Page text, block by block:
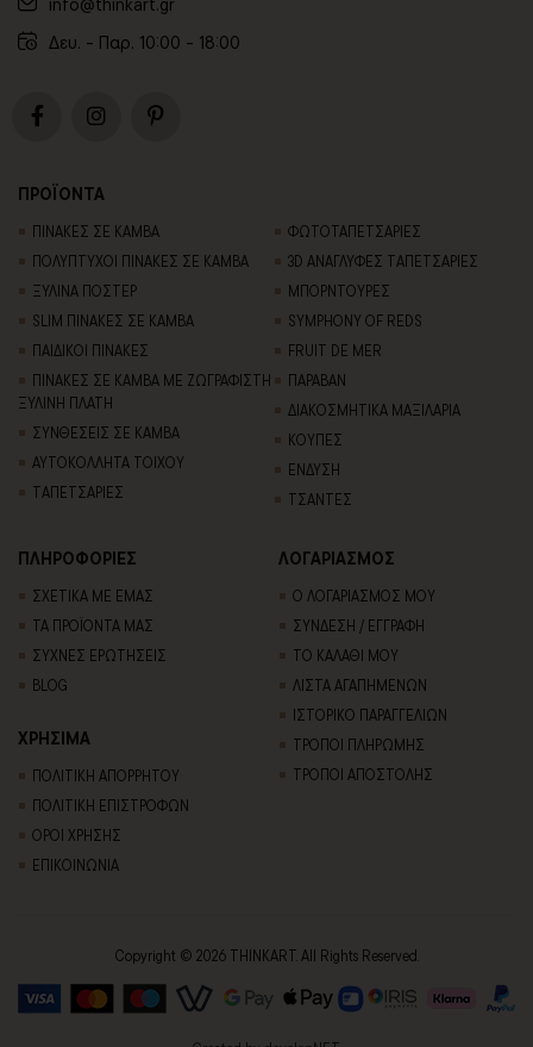
Δευ. - Παρ. 10:00 - 18:00
ΠΡΟΪΟΝΤΑ
ΠΙΝΑΚΕΣ ΣΕ ΚΑΜΒΑ
ΠΟΛΥΠΤΥΧΟΙ ΠΙΝΑΚΕΣ ΣΕ ΚΑΜΒΑ
ΞΥΛΙΝΑ ΠΟΣΤΕΡ
SLIM ΠΙΝΑΚΕΣ ΣΕ ΚΑΜΒΑ
ΠΑΙΔΙΚΟΙ ΠΙΝΑΚΕΣ
ΠΙΝΑΚΕΣ ΣΕ ΚΑΜΒΑ ΜΕ ΖΩΓΡΑΦΙΣΤΗ
ΞΥΛΙΝΗ ΠΛΑΤΗ
ΣΥΝΘΕΣΕΙΣ ΣΕ ΚΑΜΒΑ
ΑΥΤΟΚΟΛΛΗΤΑ ΤΟΙΧΟΥ
TΑΠΕΤΣΑΡΙΕΣ
ΦΩΤΟΤΑΠΕΤΣΑΡΙΕΣ
3D AΝΑΓΛΥΦΕΣ TΑΠΕΤΣΑΡΙΕΣ
ΜΠΟΡΝΤΟΥΡΕΣ
SYMPHONY OF REDS
FRUIT DE MER
ΠΑΡΑΒΑΝ
ΔΙΑΚΟΣΜΗΤΙΚΑ ΜΑΞΙΛΑΡΙΑ
ΚΟΥΠΕΣ
ΕΝΔΥΣΗ
ΤΣΑΝΤΕΣ
ΠΛΗΡΟΦΟΡΙΕΣ
ΣΧΕΤΙΚΑ ΜΕ ΕΜΑΣ
ΤΑ ΠΡΟΪΟΝΤΑ ΜΑΣ
ΣΥΧΝΕΣ ΕΡΩΤΗΣΕΙΣ
BLOG
ΛΟΓΑΡΙΑΣΜΟΣ
Ο ΛΟΓΑΡΙΑΣΜΟΣ ΜΟΥ
ΣΥΝΔΕΣΗ / ΕΓΓΡΑΦΗ
ΤΟ ΚΑΛΑΘΙ ΜΟΥ
ΛΙΣΤΑ ΑΓΑΠΗΜΕΝΩΝ
ΙΣΤΟΡΙΚΟ ΠΑΡΑΓΓΕΛΙΩΝ
ΤΡΟΠΟΙ ΠΛΗΡΩΜΗΣ
ΤΡΟΠΟΙ ΑΠΟΣΤΟΛΗΣ
ΧΡΗΣΙΜΑ
ΠΟΛΙΤΙΚΗ ΑΠΟΡΡΗΤΟΥ
ΠΟΛΙΤΙΚΗ ΕΠΙΣΤΡΟΦΩΝ
ΟΡΟΙ ΧΡΗΣΗΣ
ΕΠΙΚΟΙΝΩΝΙΑ
Copyright © 2026 THINKART. All Rights Reserved.